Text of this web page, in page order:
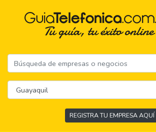
REGISTRA TU EMPRESA AQUÍ